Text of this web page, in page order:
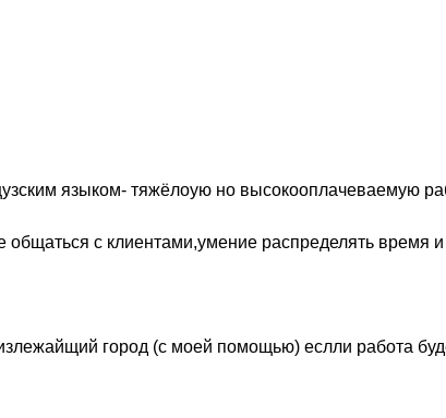
языком- тяжёлоую но высокооплачеваемую
общаться с клиентами,умение распределять время
город (с моей помощью) еслли работа